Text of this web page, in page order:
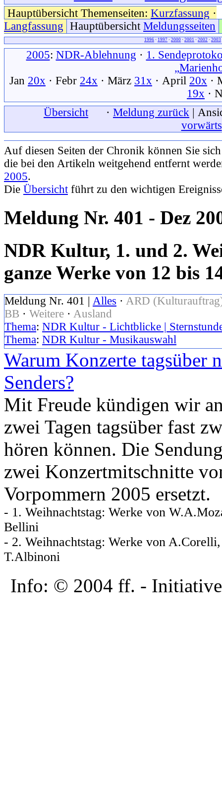
Hauptübersicht Themenseiten: Kurzfassung ·
Langfassung Hauptübersicht Meldungsseiten
1996 · 1997 · 2000 · 2001 · 2002 · 2003
2005: NDR-Ablehnung · 1.
Jan 20x · Febr 24x · März 31x · April 20x ·
19x ·
Übersicht · Meldung zurück |
vorwärts
Auf diesen Seiten der Chronik können Sie
die bei den Artikeln weitgehend entfernt
2005.
Die Übersicht führt zu den wichtigen
Meldung Nr. 401 - Dez
NDR Kultur, 1. und 2.
ganze Werke von 12 bis
Meldung Nr. 401 | Alles · ARD
BB · Weitere · Ausland
Thema: NDR Kultur - Lichtblicke |
Thema: NDR Kultur - Musikauswahl
Warum Konzerte tagsüber
Senders?
Mit Freude kündigen wir
zwei Tagen tagsüber fast
hören können. Die
zwei Konzertmitschnitte
Vorpommern 2005 ersetzt.
- 1. Weihnachtstag: Werke von
Bellini
- 2. Weihnachtstag: Werke von
T.Albinoni
Info: © 2004 ff. -